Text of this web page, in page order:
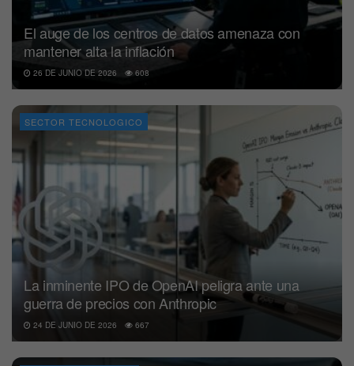
El auge de los centros de datos amenaza con
mantener alta la inflación
26 DE JUNIO DE 2026 608
SECTOR TECNOLOGICO
La inminente IPO de OpenAI peligra ante una
guerra de precios con Anthropic
24 DE JUNIO DE 2026 667